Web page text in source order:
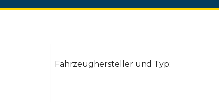
Fahrzeughersteller und Typ: